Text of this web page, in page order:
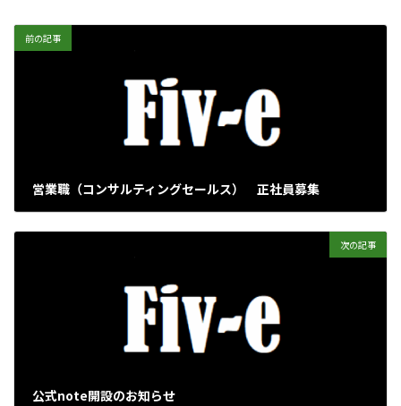
前の記事
営業職（コンサルティングセールス） 正社員募集
次の記事
公式note開設のお知らせ